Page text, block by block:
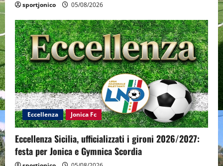
sportjonico 05/08/2026
Eccellenza Jonica Fc
Eccellenza Sicilia, ufficializzati i gironi 2026/2027:
festa per Jonica e Gymnica Scordia